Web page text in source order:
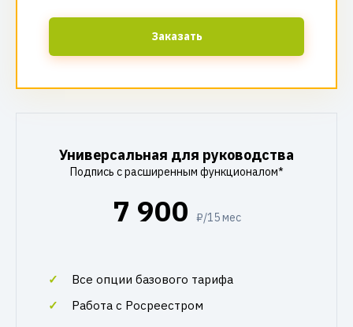
Заказать
Универсальная для руководства
Подпись с расширенным функционалом*
7 900 ₽/15 мес
Все опции базового тарифа
Работа с Росреестром